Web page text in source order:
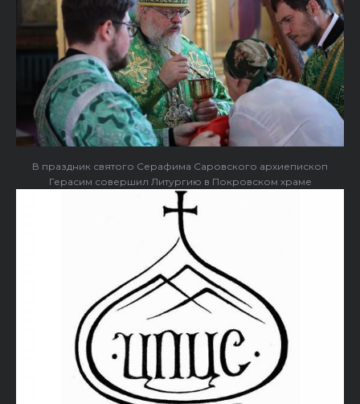
В праздник святого Серафима Саровского архиепископ
Герасим совершил Литургию в Покровском храме